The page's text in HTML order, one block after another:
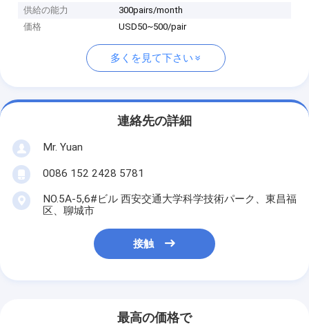
供給の能力
300pairs/month
価格
USD50~500/pair
多くを見て下さい
連絡先の詳細
Mr. Yuan
0086 152 2428 5781
NO.5A-5,6#ビル 西安交通大学科学技術パーク、東昌福
区、聊城市
接触
最高の価格で